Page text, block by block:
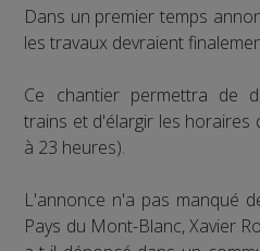
Dans un premier temps
les travaux devraient
Ce chantier permettra de
trains et d'élargir les horaires
à 23 heures).
L'annonce n'a pas manqué
Pays du Mont-Blanc, Xavier